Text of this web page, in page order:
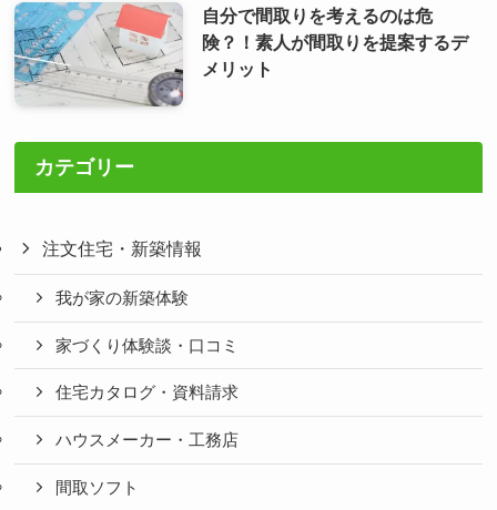
自分で間取りを考えるのは危
険？！素人が間取りを提案するデ
メリット
カテゴリー
注文住宅・新築情報
我が家の新築体験
家づくり体験談・口コミ
住宅カタログ・資料請求
ハウスメーカー・工務店
間取ソフト